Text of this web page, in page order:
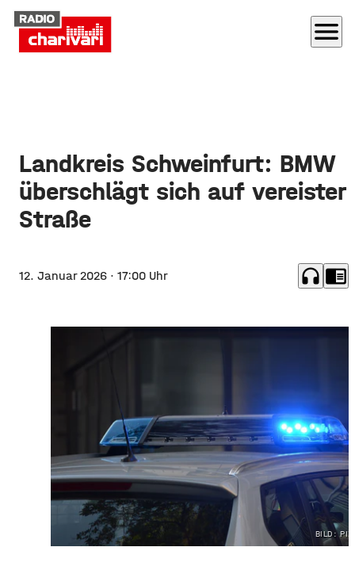
menu
Landkreis Schweinfurt: BMW
überschlägt sich auf vereister
Straße
12. Januar 2026 · 17:00 Uhr headphones chrome_reader_mode
BILD: